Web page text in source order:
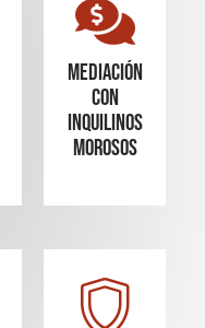
mediación
con
inquilinos
morosos